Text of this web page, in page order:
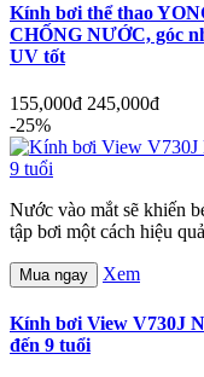
Kính bơi thể thao
CHỐNG NƯỚC, góc
UV tốt
155,000đ 245,000đ
-25%
Nước vào mắt sẽ khiến
tập bơi một cách hiệu
Mua ngay Xem
Kính bơi View V730J
đến 9 tuổi